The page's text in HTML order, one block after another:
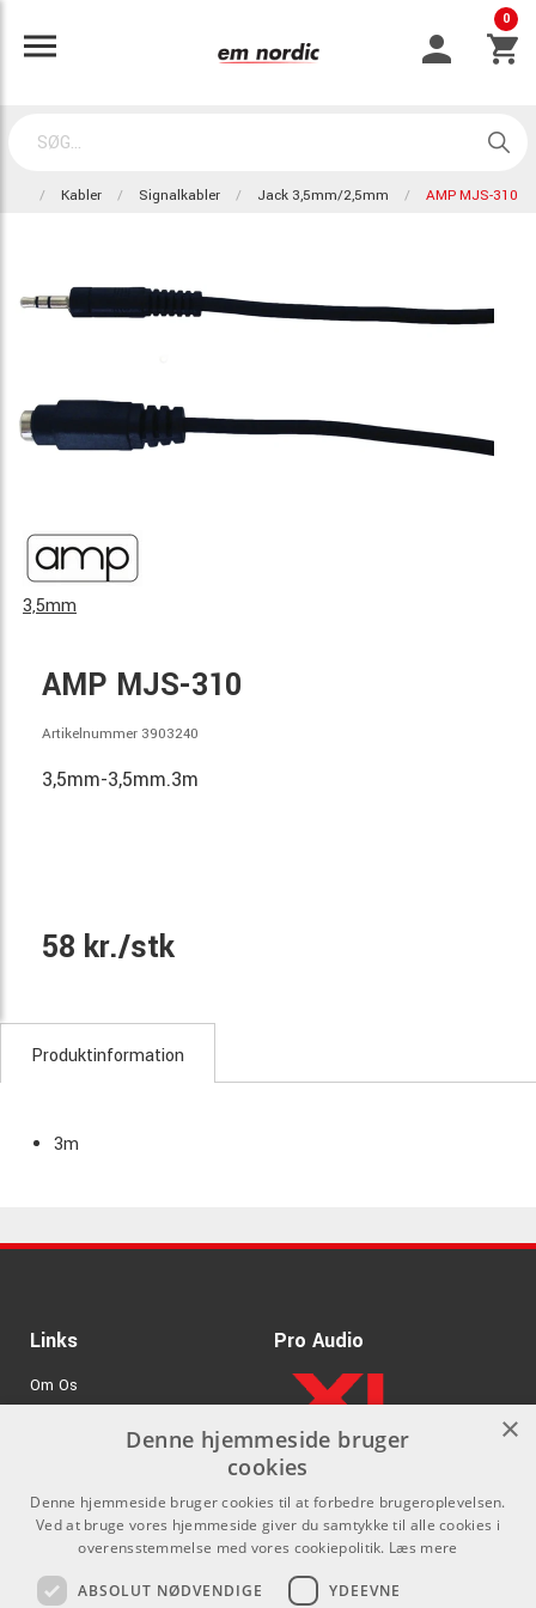
0
Kabler Signalkabler Jack 3,5mm/2,5mm AMP MJS-310
3,5mm
AMP MJS-310
Artikelnummer 3903240
3,5mm-3,5mm.3m
58 kr./stk
Produktinformation
3m
Links
Om Os
GDPR & Cookies
Pro Audio
.
Kontakt Sociale medier
×
Denne hjemmeside bruger
cookies
Denne hjemmeside bruger cookies til at forbedre brugeroplevelsen.
Ved at bruge vores hjemmeside giver du samtykke til alle cookies i
overensstemmelse med vores cookiepolitik. Læs mere
ABSOLUT NØDVENDIGE YDEEVNE